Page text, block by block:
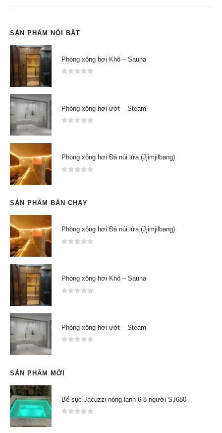
SẢN PHẨM NỔI BẬT
Phòng xông hơi Khô – Sauna
Phòng xông hơi ướt – Steam
Phòng xông hơi Đá núi lửa (Jjimjilbang)
SẢN PHẨM BÁN CHẠY
Phòng xông hơi Đá núi lửa (Jjimjilbang)
Phòng xông hơi Khô – Sauna
Phòng xông hơi ướt – Steam
SẢN PHẨM MỚI
Bể sục Jacuzzi nóng lạnh 6-8 người SJ680